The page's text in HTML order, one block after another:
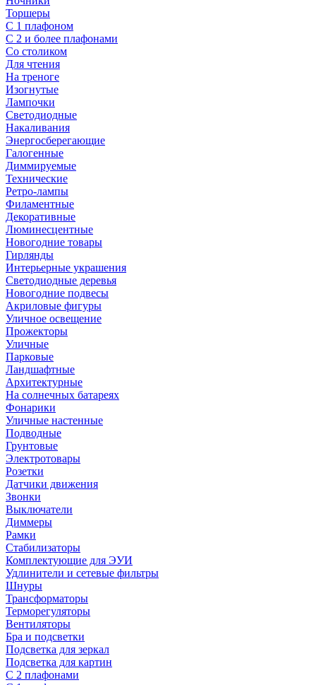
Торшеры
С 1 плафоном
С 2 и более плафонами
Со столиком
Для чтения
На треноге
Изогнутые
Лампочки
Светодиодные
Накаливания
Энергосберегающие
Галогенные
Диммируемые
Технические
Ретро-лампы
Филаментные
Декоративные
Люминесцентные
Новогодние товары
Гирлянды
Интерьерные украшения
Светодиодные деревья
Новогодние подвесы
Акриловые фигуры
Уличное освещение
Прожекторы
Уличные
Парковые
Ландшафтные
Архитектурные
На солнечных батареях
Фонарики
Уличные настенные
Подводные
Грунтовые
Электротовары
Розетки
Датчики движения
Звонки
Выключатели
Диммеры
Рамки
Стабилизаторы
Комплектующие для ЭУИ
Удлинители и сетевые фильтры
Шнуры
Трансформаторы
Терморегуляторы
Вентиляторы
Бра и подсветки
Подсветка для зеркал
Подсветка для картин
С 2 плафонами